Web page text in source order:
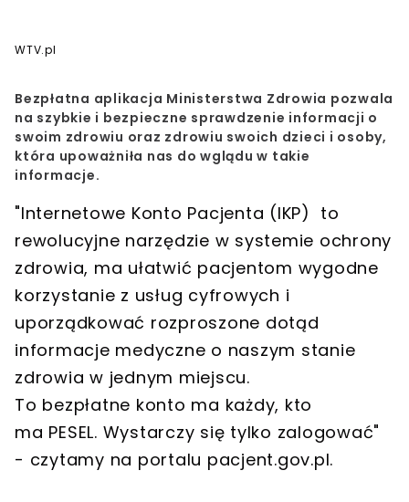
WTV.pl
Bezpłatna aplikacja Ministerstwa Zdrowia pozwala
na szybkie i bezpieczne sprawdzenie informacji o
swoim zdrowiu oraz zdrowiu swoich dzieci i osoby,
która upoważniła nas do wglądu w takie
informacje.
"Internetowe Konto Pacjenta (IKP) to
rewolucyjne narzędzie w systemie ochrony
zdrowia, ma ułatwić pacjentom wygodne
korzystanie z usług cyfrowych i
uporządkować rozproszone dotąd
informacje medyczne o naszym stanie
zdrowia w jednym miejscu.
To bezpłatne konto ma każdy, kto
ma PESEL. Wystarczy się tylko zalogować"
- czytamy na portalu pacjent.gov.pl.